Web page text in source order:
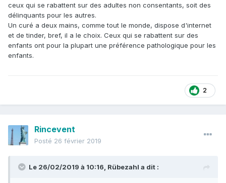
ceux qui se rabattent sur des adultes non consentants, soit des
délinquants pour les autres.
Un curé a deux mains, comme tout le monde, dispose d'internet
et de tinder, bref, il a le choix. Ceux qui se rabattent sur des
enfants ont pour la plupart une préférence pathologique pour les
enfants.
2
Rincevent
Posté 26 février 2019
Le 26/02/2019 à 10:16, Rübezahl a dit :